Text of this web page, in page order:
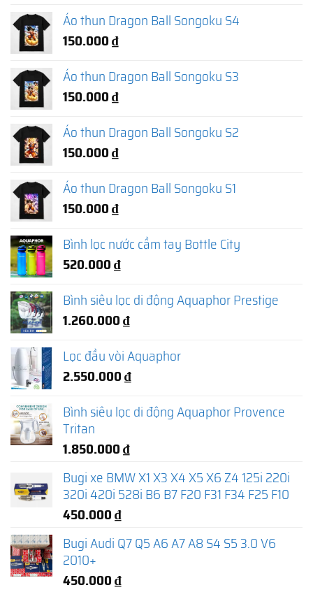
Áo thun Dragon Ball Songoku S4
150.000₫
Áo thun Dragon Ball Songoku S3
150.000₫
Áo thun Dragon Ball Songoku S2
150.000₫
Áo thun Dragon Ball Songoku S1
150.000₫
Bình lọc nước cầm tay Bottle City
520.000₫
Bình siêu lọc di động Aquaphor Prestige
1.260.000₫
Lọc đầu vòi Aquaphor
2.550.000₫
Bình siêu lọc di động Aquaphor Provence
Tritan
1.850.000₫
Bugi xe BMW X1 X3 X4 X5 X6 Z4 125i 220i
320i 420i 528i B6 B7 F20 F31 F34 F25 F10
450.000₫
Bugi Audi Q7 Q5 A6 A7 A8 S4 S5 3.0 V6
2010+
450.000₫